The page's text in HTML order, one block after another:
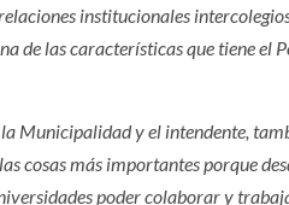
institucionales
de las características que tiene el
Municipalidad y el intendente,
cosas más importantes porque
poder colaborar y